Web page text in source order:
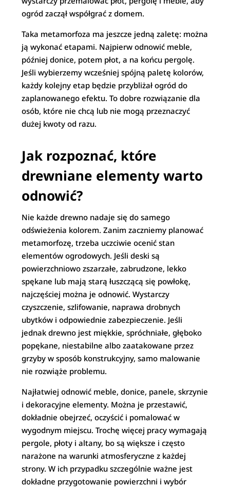
ogród zaczął współgrać z domem.
Taka metamorfoza ma jeszcze jedną zaletę: można
ją wykonać etapami. Najpierw odnowić meble,
później donice, potem płot, a na końcu pergolę.
Jeśli wybierzemy wcześniej spójną paletę kolorów,
każdy kolejny etap będzie przybliżał ogród do
zaplanowanego efektu. To dobre rozwiązanie dla
osób, które nie chcą lub nie mogą przeznaczyć
dużej kwoty od razu.
Jak rozpoznać, które
drewniane elementy warto
odnowić?
Nie każde drewno nadaje się do samego
odświeżenia kolorem. Zanim zaczniemy planować
metamorfozę, trzeba uczciwie ocenić stan
elementów ogrodowych. Jeśli deski są
powierzchniowo zszarzałe, zabrudzone, lekko
spękane lub mają starą łuszczącą się powłokę,
najczęściej można je odnowić. Wystarczy
czyszczenie, szlifowanie, naprawa drobnych
ubytków i odpowiednie zabezpieczenie. Jeśli
jednak drewno jest miękkie, spróchniałe, głęboko
popękane, niestabilne albo zaatakowane przez
grzyby w sposób konstrukcyjny, samo malowanie
nie rozwiąże problemu.
Najłatwiej odnowić meble, donice, panele, skrzynie
i dekoracyjne elementy. Można je przestawić,
dokładnie obejrzeć, oczyścić i pomalować w
wygodnym miejscu. Trochę więcej pracy wymagają
pergole, płoty i altany, bo są większe i często
narażone na warunki atmosferyczne z każdej
strony. W ich przypadku szczególnie ważne jest
dokładne przygotowanie powierzchni i wybór